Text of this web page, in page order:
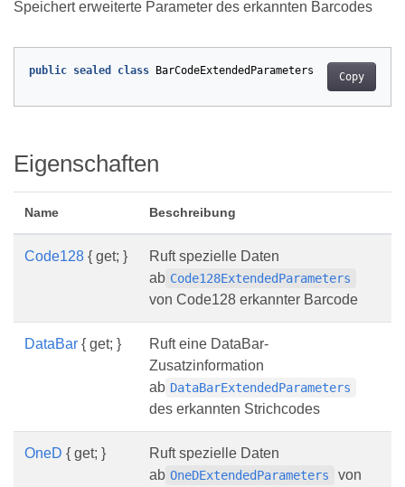
Speichert erweiterte Parameter des erkannten Barcodes
Copy
public sealed class BarCodeExtendedParameters
Eigenschaften
Name Beschreibung
Code128 { get; }
Ruft spezielle Daten
ab Code128ExtendedParameters
von Code128 erkannter Barcode
DataBar { get; }
Ruft eine DataBar-
Zusatzinformation
ab DataBarExtendedParameters
des erkannten Strichcodes
OneD { get; }
Ruft spezielle Daten
ab OneDExtendedParameters
von